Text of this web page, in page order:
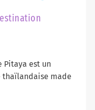
Pitaya est un
thaïlandaise made